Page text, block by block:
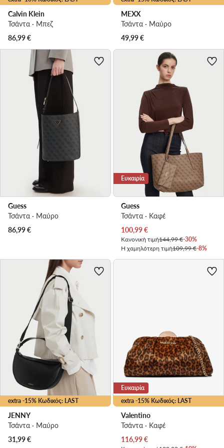
Calvin Klein
Τσάντα · Μπεζ
86,99€
MEXX
Τσάντα · Μαύρο
49,99€
Guess
Τσάντα · Μαύρο
86,99€
Ευκαιρία
Guess
Τσάντα · Καφέ
Τρέχουσα τιμή
100,99€
Κανονική τιμή144,99 €-30%
Η χαμηλότερη τιμή109,99 €-8%
extra -15% Κωδικός: LAST
JENNY
Τσάντα · Μαύρο
31,99€
extra -15% Κωδικός: LAST
Ευκαιρία
Valentino
Τσάντα · Καφέ
Τρέχουσα τιμή
116,99€